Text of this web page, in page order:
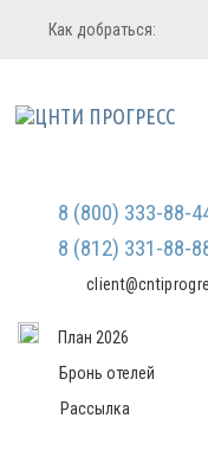
Регистрация
Мы не передаем ваши данные
третьим лицам и не рассылаем
Вход в систему
Как добраться:
8 (800) 333-88-
8 (812) 331-88-
План 2026
Бронь отелей
Рассылка